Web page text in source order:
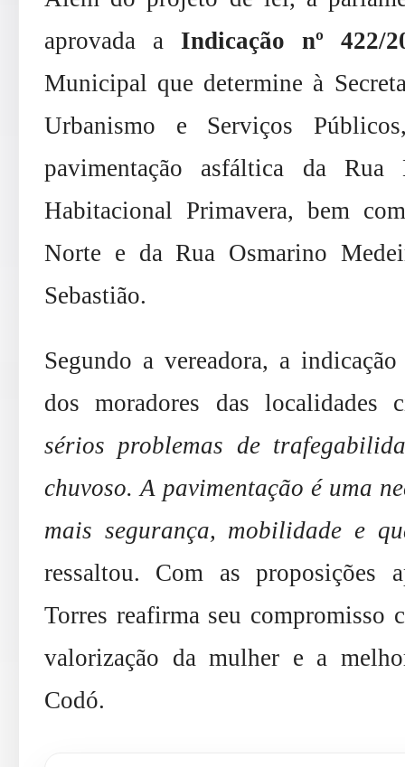
aprovada a Indicação nº 422/
Municipal que determine à
Urbanismo e Serviços
pavimentação asfáltica da
Habitacional Primavera, bem
Norte e da Rua Osmarino
Sebastião.
Segundo a vereadora, a
dos moradores das localidades
sérios problemas de
chuvoso. A pavimentação é uma
mais segurança, mobilidade e
ressaltou. Com as proposições
Torres reafirma seu compromisso
valorização da mulher e a
Codó.